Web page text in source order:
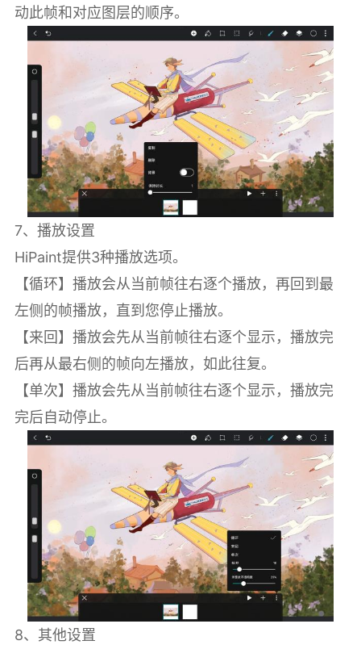
动此帧和对应图层的顺序。
7、播放设置
HiPaint提供3种播放选项。
【循环】播放会从当前帧往右逐个播放，再回到最
左侧的帧播放，直到您停止播放。
【来回】播放会先从当前帧往右逐个显示，播放完
后再从最右侧的帧向左播放，如此往复。
【单次】播放会先从当前帧往右逐个显示，播放完
完后自动停止。
8、其他设置